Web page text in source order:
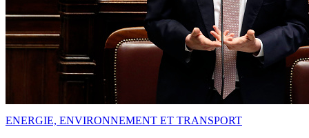
ENERGIE, ENVIRONNEMENT ET TRANSPORT